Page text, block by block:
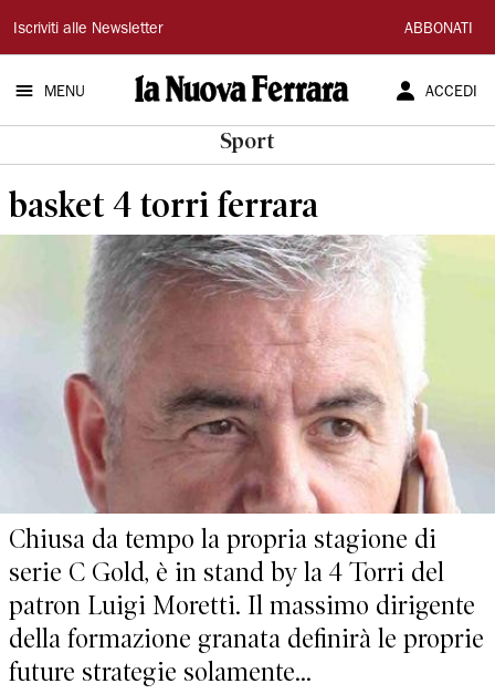
La
Nuova
Ferrara
Iscriviti alle Newsletter ABBONATI
MENU ACCEDI
Sport
basket 4 torri ferrara
Chiusa da tempo la propria stagione di
serie C Gold, è in stand by la 4 Torri del
patron Luigi Moretti. Il massimo dirigente
della formazione granata definirà le proprie
future strategie solamente...